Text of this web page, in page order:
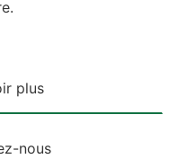
plus
nous